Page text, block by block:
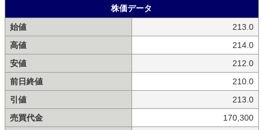
株価データ
始値
213.0
高値
214.0
安値
212.0
前日終値
210.0
引値
213.0
売買代金
170,300